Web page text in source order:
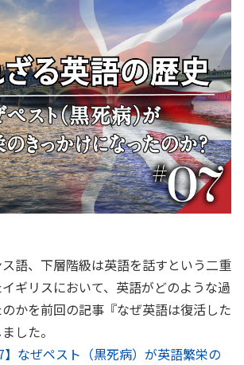
ス語、下層階級は英語を話すという二重
ギリスにおいて、英語がどのような過
かを前回の記事『なぜ英語は復活した
した。
】なぜペスト（黒死病）が英語繁栄の